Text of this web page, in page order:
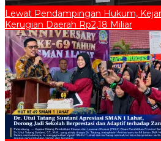
Lewat Pendampingan Hukum,
Kerugian Daerah Rp2,18 Miliar